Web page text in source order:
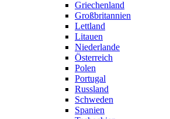
Griechenland
Großbritannien
Lettland
Litauen
Niederlande
Österreich
Polen
Portugal
Russland
Schweden
Spanien